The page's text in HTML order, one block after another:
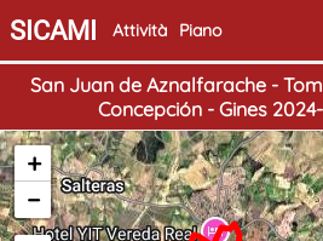
SICAMI Attività Piano
San Juan de Aznalfarache -
Concepción - Gines
+
−